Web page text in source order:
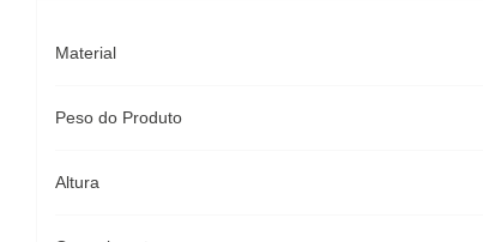
Material
Peso do Produto
Altura